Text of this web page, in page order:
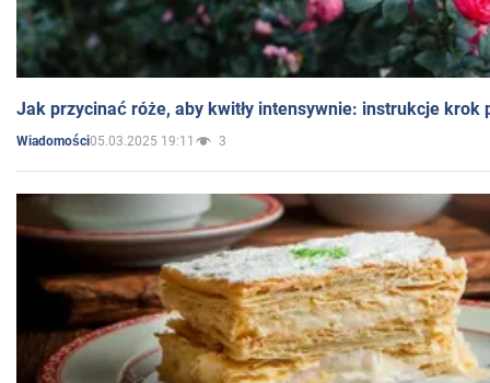
Jak przycinać róże, aby kwitły intensywnie: instrukcje krok
Wiadomości05.03.2025 19:11 3